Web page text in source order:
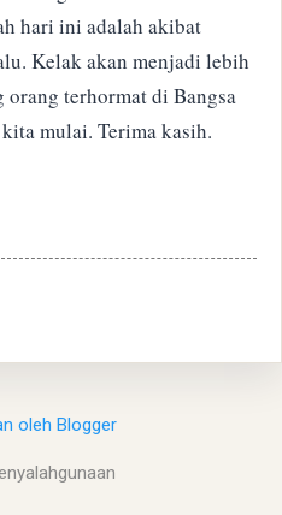
hari ini adalah akibat
Kelak akan menjadi lebih
terhormat di Bangsa
mulai. Terima kasih.
oleh Blogger